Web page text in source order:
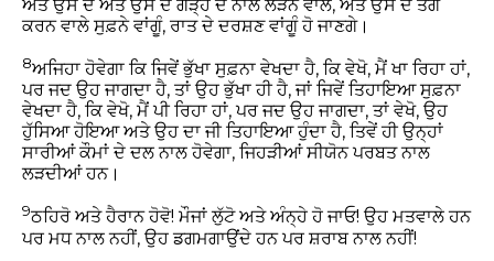
ਅਤੇ ਉਸ ਦੇ ਅਤੇ ਉਸ ਦੇ ਗੜ੍ਹ ਦੇ ਨਾਲ ਲੜਨ ਵਾਲੇ, ਅਤੇ ਉਸ ਦੇ ਤੰਗ
ਕਰਨ ਵਾਲੇ ਸੁਫ਼ਨੇ ਵਾਂਗੂੰ, ਰਾਤ ਦੇ ਦਰਸ਼ਣ ਵਾਂਗੂੰ ਹੋ ਜਾਣਗੇ।
8ਅਜਿਹਾ ਹੋਵੇਗਾ ਕਿ ਜਿਵੇਂ ਭੁੱਖਾ ਸੁਫ਼ਨਾ ਵੇਖਦਾ ਹੈ, ਕਿ ਵੇਖੋ, ਮੈਂ ਖਾ ਰਿਹਾ ਹਾਂ,
ਪਰ ਜਦ ਉਹ ਜਾਗਦਾ ਹੈ, ਤਾਂ ਉਹ ਭੁੱਖਾ ਹੀ ਹੈ, ਜਾਂ ਜਿਵੇਂ ਤਿਹਾਇਆ ਸੁਫ਼ਨਾ
ਵੇਖਦਾ ਹੈ, ਕਿ ਵੇਖੋ, ਮੈਂ ਪੀ ਰਿਹਾ ਹਾਂ, ਪਰ ਜਦ ਉਹ ਜਾਗਦਾ, ਤਾਂ ਵੇਖੋ, ਉਹ
ਹੁੱਸਿਆ ਹੋਇਆ ਅਤੇ ਉਹ ਦਾ ਜੀ ਤਿਹਾਇਆ ਹੁੰਦਾ ਹੈ, ਤਿਵੇਂ ਹੀ ਉਨ੍ਹਾਂ
ਸਾਰੀਆਂ ਕੌਮਾਂ ਦੇ ਦਲ ਨਾਲ ਹੋਵੇਗਾ, ਜਿਹੜੀਆਂ ਸੀਯੋਨ ਪਰਬਤ ਨਾਲ
ਲੜਦੀਆਂ ਹਨ।
9ਠਹਿਰੋ ਅਤੇ ਹੈਰਾਨ ਹੋਵੋ! ਮੌਜਾਂ ਲੁੱਟੋ ਅਤੇ ਅੰਨ੍ਹੇ ਹੋ ਜਾਓ! ਉਹ ਮਤਵਾਲੇ ਹਨ
ਪਰ ਮਧ ਨਾਲ ਨਹੀਂ, ਉਹ ਡਗਮਗਾਉਂਦੇ ਹਨ ਪਰ ਸ਼ਰਾਬ ਨਾਲ ਨਹੀਂ!